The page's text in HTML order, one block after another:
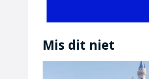
Mis dit niet